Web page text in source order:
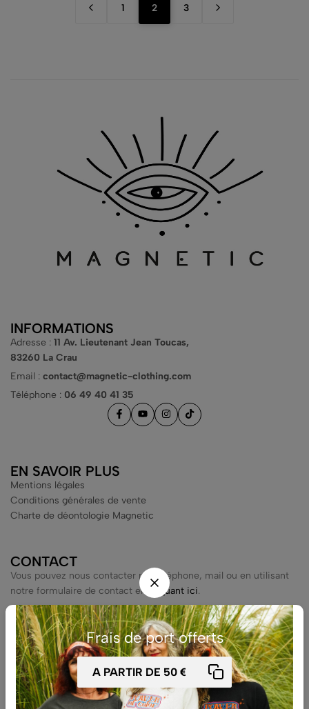
1 2 3
INFORMATIONS
Adresse : 11 Av. Lieutenant Jean Toucas,
83260 La Crau
Email : contact@magnetic-clothing.com
Téléphone : 06 49 40 41 35
EN SAVOIR PLUS
Mentions légales
Conditions générales de vente
Charte de déontologie Magnetic
CONTACT
Vous pouvez nous contacter par téléphone, mail ou en utilisant
notre formulaire de contact en cliquant ici.
Frais de port offerts